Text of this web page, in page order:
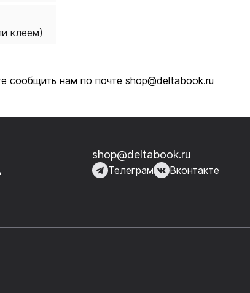
клеем)
нам по почте shop@deltabook.ru
shop@deltabook.ru
Телеграм Вконтакте